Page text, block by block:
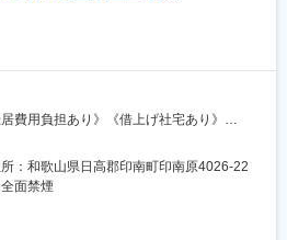
取得）3ヶ月1回程度
る業務
く「整備スタッフ」として勤務頂きま
ント！】
キャリアアップ可能：
23％増（199億）を記録。それに伴い整
でおり、来年4月までに最低でも10工場
キャリアの選択肢がさらに増えていく予
idomedia/008/
費用負担あり》《借上げ社宅あり》
善業務をご担当頂きます。
回路に組み込まれ、主に「電圧を安定さ
る」等の働きをしスマートフォンやIT機
。特に積層技術を用いた小型で高品質な
：和歌山県日高郡印南町印南原4026-22
面禁煙